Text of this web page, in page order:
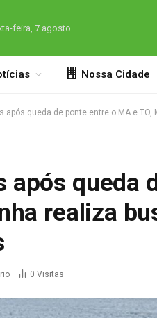
feira, 7 agosto
Nossa Cidade
após queda de ponte entre o MA e
após queda
realiza
0 Visitas